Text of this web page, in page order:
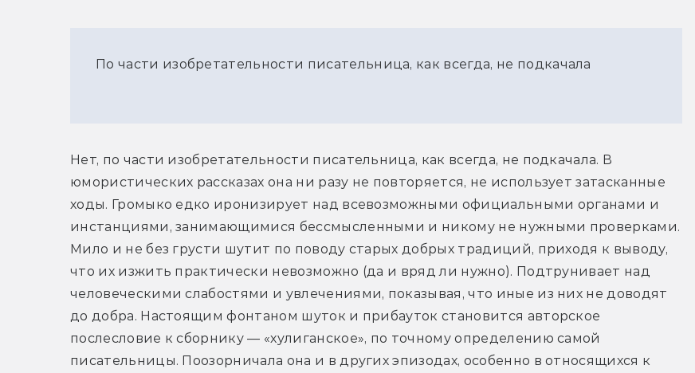
По части изобретательности писательница, как всегда, не подкачала
Нет, по части изобретательности писательница, как всегда, не подкачала. В
юмористических рассказах она ни разу не повторяется, не использует затасканные
ходы. Громыко едко иронизирует над всевозможными официальными органами и
инстанциями, занимающимися бессмысленными и никому не нужными проверками.
Мило и не без грусти шутит по поводу старых добрых традиций, приходя к выводу,
что их изжить практически невозможно (да и вряд ли нужно). Подтрунивает над
человеческими слабостями и увлечениями, показывая, что иные из них не доводят
до добра. Настоящим фонтаном шуток и прибауток становится авторское
послесловие к сборнику — «хулиганское», по точному определению самой
писательницы. Поозорничала она и в других эпизодах, особенно в относящихся к